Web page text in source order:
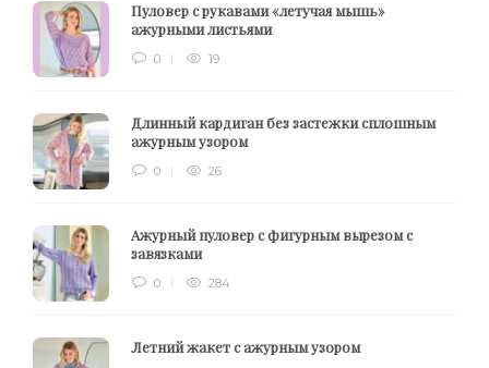
Пуловер с рукавами «летучая мышь»
ажурными листьями
0 19
Длинный кардиган без застежки сплошным
ажурным узором
0 26
Ажурный пуловер с фигурным вырезом с
завязками
0 284
Летний жакет с ажурным узором